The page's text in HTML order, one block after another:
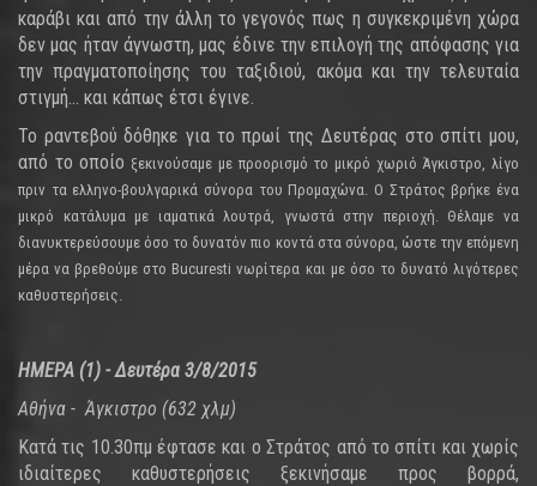
καράβι και από την άλλη το γεγονός πως η συγκεκριμένη χώρα
δεν μας ήταν άγνωστη, μας έδινε την επιλογή της απόφασης για
την πραγματοποίησης του ταξιδιού, ακόμα και την τελευταία
στιγμή... και κάπως έτσι έγινε.
Το ραντεβού δόθηκε για το πρωί της Δευτέρας στο σπίτι μου,
από το οποίο ξεκινούσαμε με προορισμό το μικρό χωριό Άγκιστρο, λίγο
πριν τα ελληνο-βουλγαρικά σύνορα του Προμαχώνα. Ο Στράτος βρήκε ένα
μικρό κατάλυμα με ιαματικά λουτρά, γνωστά στην περιοχή. Θέλαμε να
διανυκτερεύσουμε όσο το δυνατόν πιο κοντά στα σύνορα, ώστε την επόμενη
μέρα να βρεθούμε στο Bucuresti νωρίτερα και με όσο το δυνατό λιγότερες
καθυστερήσεις.
ΗΜΕΡΑ (1) - Δευτέρα 3/8/2015
Αθήνα - Άγκιστρο (632 χλμ)
Κατά τις 10.30πμ έφτασε και ο Στράτος από το σπίτι και χωρίς
ιδιαίτερες καθυστερήσεις ξεκινήσαμε προς βορρά,